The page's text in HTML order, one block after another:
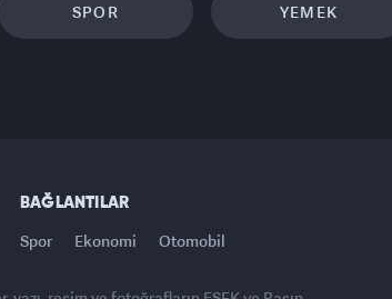
SPOR YEMEK
BAĞLANTILAR
Spor Ekonomi Otomobil